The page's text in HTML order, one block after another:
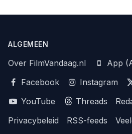
ALGEMEEN
Over FilmVandaag.nl
App
Facebook
Instagram
YouTube
Threads
Privacybeleid
RSS-feeds